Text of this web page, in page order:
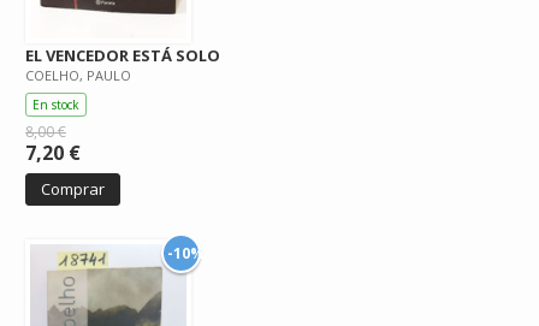
EL VENCEDOR ESTÁ SOLO
COELHO, PAULO
En stock
8,00 €
7,20 €
Comprar
-10%